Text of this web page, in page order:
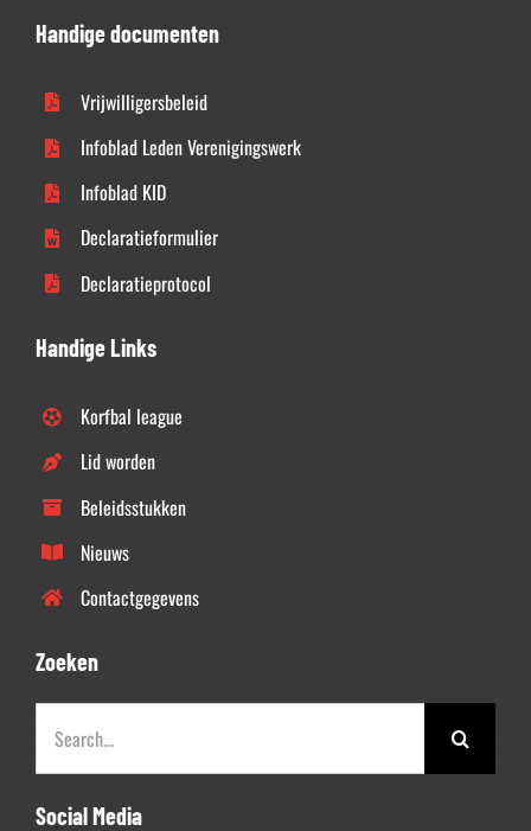
Handige documenten
Vrijwilligersbeleid
Infoblad Leden Verenigingswerk
Infoblad KID
Declaratieformulier
Declaratieprotocol
Handige Links
Korfbal league
Lid worden
Beleidsstukken
Nieuws
Contactgegevens
Zoeken
naar:
Social Media